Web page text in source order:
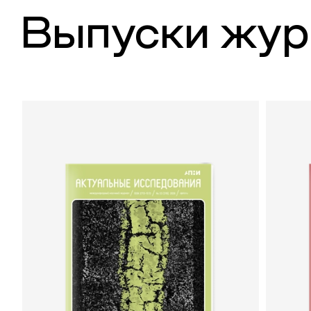
Выпуски